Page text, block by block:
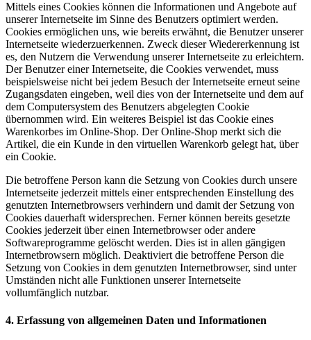
Mittels eines Cookies können die Informationen und Angebote auf
unserer Internetseite im Sinne des Benutzers optimiert werden.
Cookies ermöglichen uns, wie bereits erwähnt, die Benutzer unserer
Internetseite wiederzuerkennen. Zweck dieser Wiedererkennung ist
es, den Nutzern die Verwendung unserer Internetseite zu erleichtern.
Der Benutzer einer Internetseite, die Cookies verwendet, muss
beispielsweise nicht bei jedem Besuch der Internetseite erneut seine
Zugangsdaten eingeben, weil dies von der Internetseite und dem auf
dem Computersystem des Benutzers abgelegten Cookie
übernommen wird. Ein weiteres Beispiel ist das Cookie eines
Warenkorbes im Online-Shop. Der Online-Shop merkt sich die
Artikel, die ein Kunde in den virtuellen Warenkorb gelegt hat, über
ein Cookie.
Die betroffene Person kann die Setzung von Cookies durch unsere
Internetseite jederzeit mittels einer entsprechenden Einstellung des
genutzten Internetbrowsers verhindern und damit der Setzung von
Cookies dauerhaft widersprechen. Ferner können bereits gesetzte
Cookies jederzeit über einen Internetbrowser oder andere
Softwareprogramme gelöscht werden. Dies ist in allen gängigen
Internetbrowsern möglich. Deaktiviert die betroffene Person die
Setzung von Cookies in dem genutzten Internetbrowser, sind unter
Umständen nicht alle Funktionen unserer Internetseite
vollumfänglich nutzbar.
4. Erfassung von allgemeinen Daten und Informationen